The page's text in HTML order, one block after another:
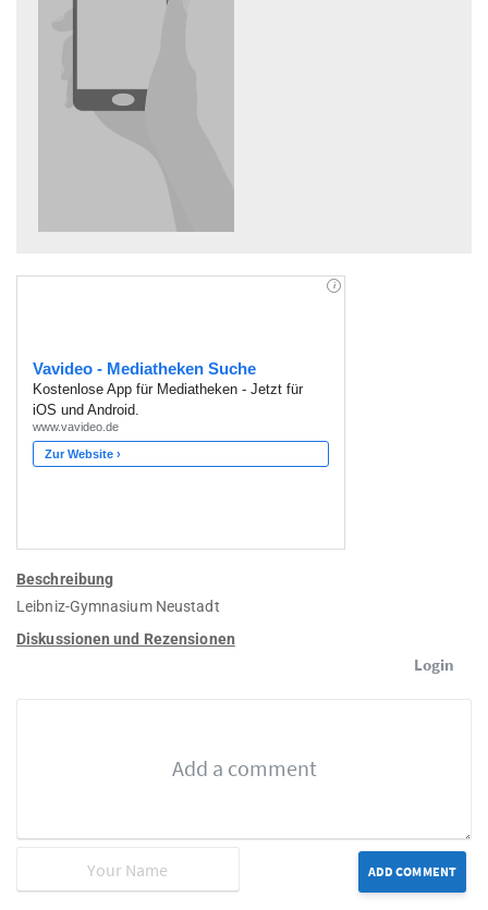
Beschreibung
Leibniz-Gymnasium Neustadt
Diskussionen und Rezensionen
Login
ADD COMMENT